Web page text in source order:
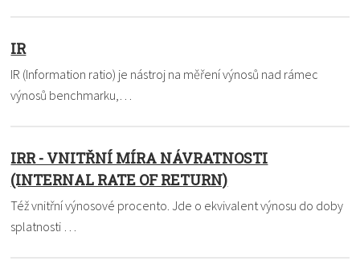
IR
IR (Information ratio) je nástroj na měření výnosů nad rámec
výnosů benchmarku,…
IRR - VNITŘNÍ MÍRA NÁVRATNOSTI
(INTERNAL RATE OF RETURN)
Též vnitřní výnosové procento. Jde o ekvivalent výnosu do doby
splatnosti …